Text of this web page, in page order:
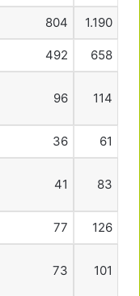
804 1.190
492 658
96 114
36 61
41 83
77 126
73 101